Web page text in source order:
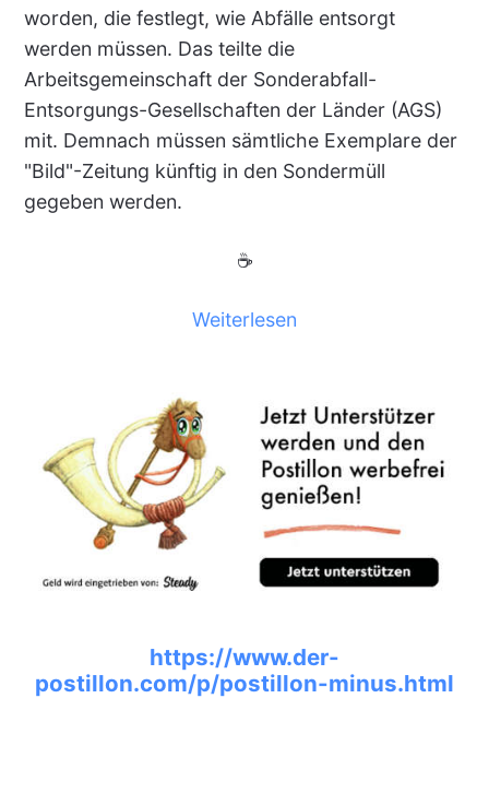
worden, die festlegt, wie Abfälle entsorgt
werden müssen. Das teilte die
Arbeitsgemeinschaft der Sonderabfall-
Entsorgungs-Gesellschaften der Länder (AGS)
mit. Demnach müssen sämtliche Exemplare der
"Bild"-Zeitung künftig in den Sondermüll
gegeben werden.
☕
Weiterlesen
https://www.der-
postillon.com/p/postillon-minus.html